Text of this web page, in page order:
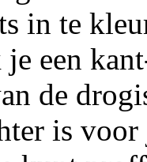
in te
een
de
is